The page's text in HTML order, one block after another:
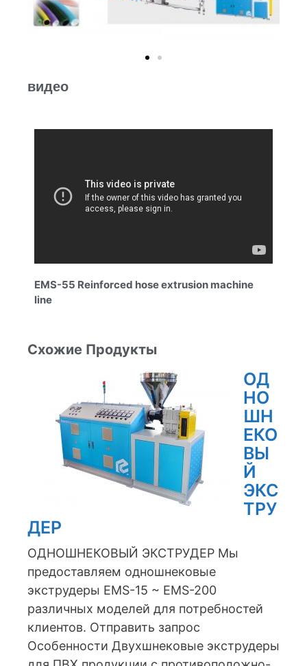
видео
EMS-55 Reinforced hose extrusion machine
line
Схожие Продукты
ОД
НО
ШН
ЕКО
ВЫ
Й
ЭКС
ТРУ
ДЕР
ОДНОШНЕКОВЫЙ ЭКСТРУДЕР Мы
предоставляем одношнековые
экструдеры EMS-15 ~ EMS-200
различных моделей для потребностей
клиентов. Отправить запрос
Особенности Двухшнековые экструдеры